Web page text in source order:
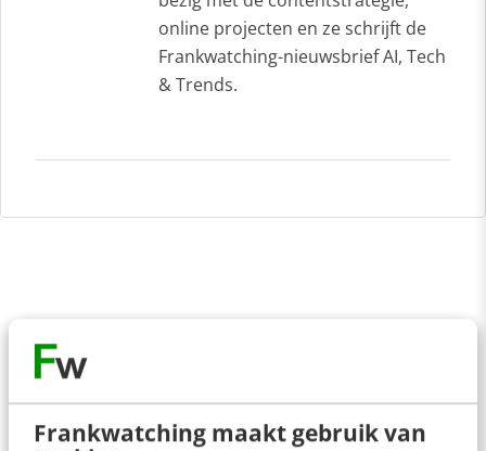
Frankwatching maakt gebruik van
online projecten en ze schrijft de
Frankwatching-nieuwsbrief AI, Tech
& Trends.
VIDEO SHORTS
Bekijk de korte video's